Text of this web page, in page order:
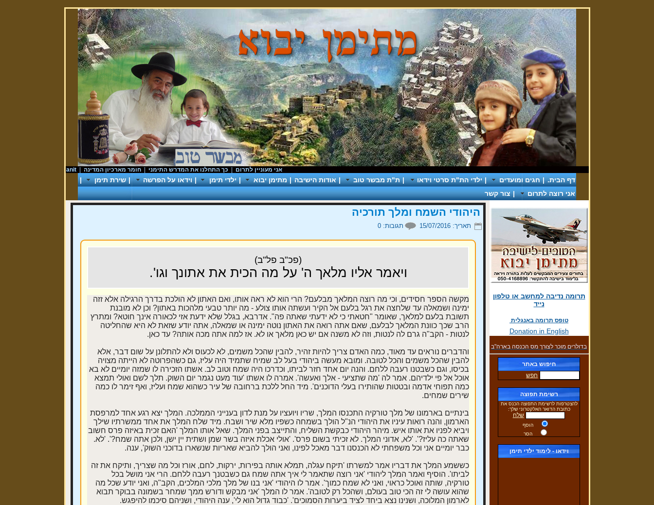
אני מעוניין לתרום|כך התחלנו את המדרש התימני|חומר מארכיון המדינה|
donationforyemanit
דף הבית. | חגים ומועדים | ילדי הת"ת סרטי וידאו | ת"ת מבשר טוב | אודות הישיבה | מתימן יבוא | ילדי תימן | וידאו על הפרשה | שירת תימן
|
אני רוצה לתרום
| צור קשר
תרומה נדיבה למחשב או טלפון
נייד
טופס תרומה באנגלית
Donation in English
בדולרים מוכר לצורך מס הכנסה בארה"ב
חיפוש באתר
חפש
רשימת תפוצה
להצטרפות לרשימת התפוצה הכנס את
כתובת הדואר האלקטרוני שלך:
שלח
הוסף
הסר
וידאו - לימוד ילדי תימן
היהודי השמח ומלך תורכיה
תאריך: 15/07/2016 תגובות: 0
(פכ"ב פל"ב)
ויאמר אליו מלאך ה' על מה הכית את אתונך וגו'.
מקשה הספר חסידים, וכי מה רוצה המלאך מבלעם? הרי הוא לא ראה אותו, ואם האתון לא הולכת בדרך הרגילה אלא זזה
ימינה ושמאלה עד שלחצה את רגל בלעם אל הקיר ועשתה אותו צולע - מה יותר טבעי מלהכות באתון? וכן לא מובנת
תשובת בלעם למלאך, שאומר "חטאתי כי לא ידעתי שאתה פה". אדרבא, בגלל שלא ידעת אזי לכאורה אינך חוטא? ומתרץ
הרב שכך כוונת המלאך לבלעם, שאם אתה רואה את האתון נוטה ימינה או שמאלה, אתה יודע שזאת לא היא שהחליטה
לנטות - הקב"ה גרם לה לנטות, וזה לא משנה אם יש כאן מלאך או לא. אז למה אתה מכה אותה? עד כאן.
והדברים נוראים עד מאוד, כמה האדם צריך להיות זהיר, להבין שהכל משמים, לא לכעוס ולא להתלונן על שום דבר, אלא
להבין שהכל משמים והכל לטובה. ומובא מעשה ביהודי בעל לב שמיח שתמיד היה עליז, גם כשהפרוטה לא הייתה מצויה
בכיסו, וגם כשבטנו רעבה ללחם. והנה יום אחד חזר לביתו, וכדרכו היה שמח וטוב לב. אשתו הזכירה לו שמזה יומיים לא בא
אוכל אל פי ילדיהם. אמר לה 'מה שתציעי - אלך ואעשה'. אמרה לו אשתו 'עוד מעט נגמר יום השוק. תלך לשם ואולי תמצא
כמה תפוחי אדמה ובטטות שהותירו בעלי הדוכנים'. מיד החל ללכת ברחובה של עיר כשהוא שמח ועליז, ואף זימר לו כמה
שירים שמחים.
בינתיים בארמונו של מלך טורקיה התכנסו המלך, שריו ויועציו על מנת לדון בענייני הממלכה. המלך יצא רגע אחד למרפסת
הארמון, והנה רואות עיניו את היהודי הנ"ל הולך בשמחה כשפיו מלא שיר ושבח. מיד שלח המלך את אחד ממשרתיו שילך
ויביא לפניו את אותו איש. מיהר היהודי כבקשת השליח, והתייצב בפני המלך. שאל אותו המלך 'האם זכית באיזה פרס חשוב
שאתה כה עליז?'. 'לא, אדוני המלך. לא זכיתי בשום פרס'. 'אולי אכלת איזה בשר שמן ושתית יין ישן, ולכן אתה שמח?'. 'לא.
כבר יומיים אני וכל משפחתי לא הכנסנו דבר מאכל לפינו, ואני הולך להביא שאריות שנשארו בדוכני השוק', ענה.
כששמע המלך את דבריו אמר למשרתו 'תיקח עגלה, תמלא אותה בפירות, ירקות, לחם, אורז וכל מה שצריך, ותיקח את זה
לביתו'. הוסיף ואמר המלך ליהודי 'אני רוצה שתאמר לי איך אתה שמח גם כשבטנך רעבה ללחם. הרי אני מושל בכל
טורקיה, שותה ואוכל כראוי, ואני לא שמח כמוך'. אמר לו היהודי 'אני בנו של מלך מלכי המלכים, הקב"ה, ואני יודע שכל מה
שהוא עושה לי זה הכי טוב בעולם, ושהכל רק לטובה'. אמר לו המלך 'אני מבקש ודורש ממך שמחר בשמונה בבוקר תבוא
לארמון המלוכה, ושנינו נצא ביחד לציד ביערות הסמוכים'. 'כבוד גדול הוא לי', ענה היהודי, ושניהם סיכמו להיפגש.